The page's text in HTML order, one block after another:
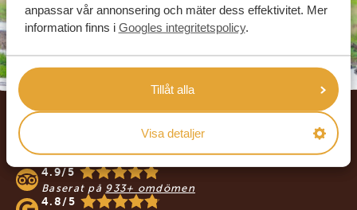
anpassar vår annonsering och mäter dess effektivitet. Mer
information finns i Googles integritetspolicy.
Tillåt alla
Visa detaljer
Footer
VÅRA KUNDER REKOMMENDERAR
AFRIKA SAFARI RESOR
4.9/5
Baserat på 933+ omdömen
4.8/5